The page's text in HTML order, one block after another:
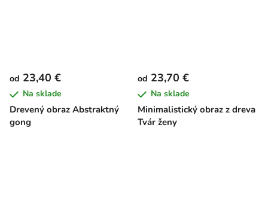
Drevený obraz Abstraktný
gong
od 23,40 €
Na sklade
Minimalistický obraz z dreva
Tvár ženy
od 23,70 €
Na sklade